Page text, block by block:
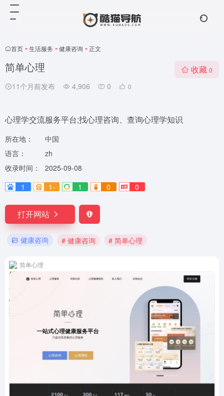
首页 • 生活服务 • 健康咨询 • 正文
简单心理
11个月前发布 4,906 0 0
收藏 0
心理学交流服务平台;找心理咨询、查询心理学知识
所在地：
中国
语言：
zh
收录时间：
2025-09-08
1
1- 1 0 0
打开网站
健康咨询 # 健康咨询 # 简单心理
简单心理